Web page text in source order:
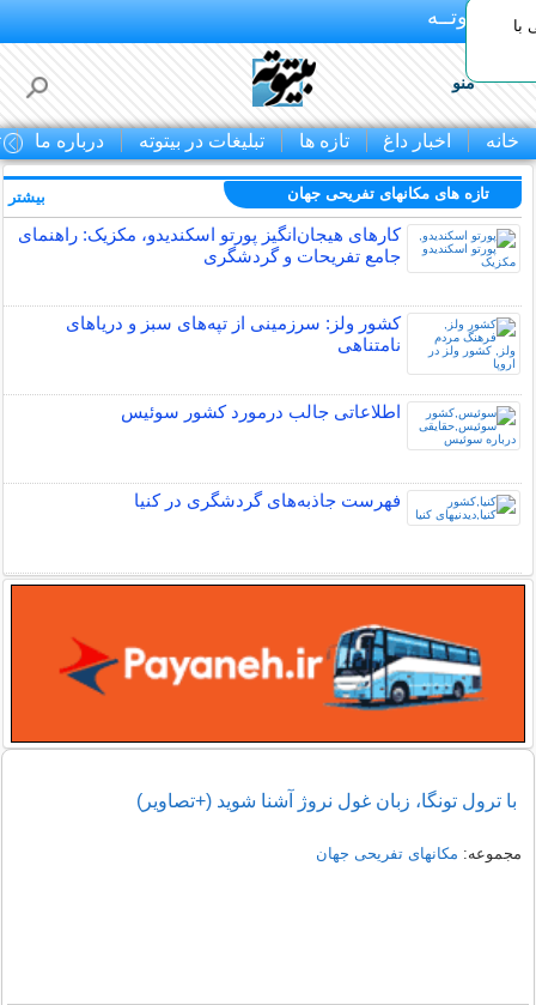
بـیتوتــه
منو
خانه اخبار داغ تازه ها تبلیغات در بیتوته درباره ما
با
تازه های مکانهای تفریحی جهان
کارهای هیجان‌انگیز پورتو اسکندیدو، مکزیک: راهنمای
جامع تفریحات و گردشگری
کشور ولز: سرزمینی از تپه‌های سبز و دریاهای
نامتناهی
اطلاعاتی جالب درمورد کشور سوئیس
فهرست جاذبه‌های گردشگری در کنیا
بیشتر
با ترول تونگا، زبان غول نروژ آشنا شوید (+تصاویر)
مجموعه: مکانهای تفریحی جهان